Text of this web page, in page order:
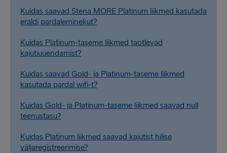
Kuidas saavad Stena MORE Platinum liikmed kasutada
eraldi pardaleminekut?
Kuidas Platinum-taseme liikmed taotlevad
kajutiuuendamist?
Kuidas saavad Gold- ja Platinum-taseme liikmed
kasutada pardal wifi-t?
Kuidas Gold- ja Platinum-taseme liikmed saavad null
teenustasu?
Kuidas Platinum liikmed saavad kajutist hilise
väljaregistreerimise?